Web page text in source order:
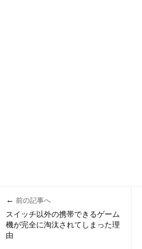
← 前の記事へ
スイッチ以外の携帯できるゲーム
機が完全に淘汰されてしまった理
由